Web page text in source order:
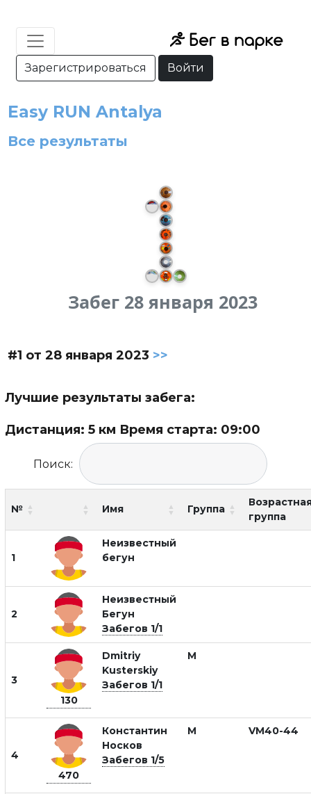
Зарегистрироваться Войти
Easy RUN Antalya
Все результаты
Забег 28 января 2023
#1 от 28 января 2023 >>
Лучшие результаты забега:
Дистанция: 5 км Время старта: 09:00
Поиск:
№ Имя Группа
группа
1
Неизвестный
бегун
2
Неизвестный
Бегун
Забегов 1/1
3
130
Dmitriy
Kusterskiy
Забегов 1/1
М
4
470
Константин
Носков
Забегов 1/5
М VM40-44